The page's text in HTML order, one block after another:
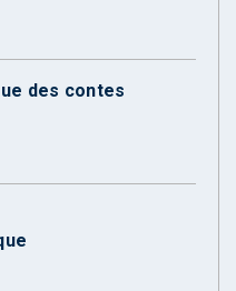
des contes